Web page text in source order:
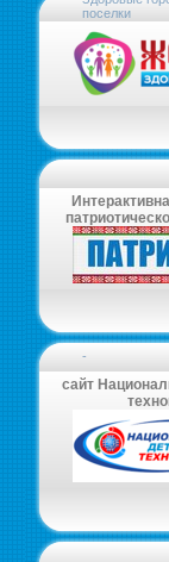
поселки
-
сайт